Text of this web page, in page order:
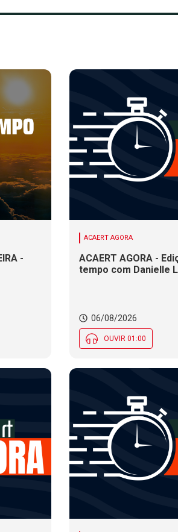
-
ACAERT AGORA
ACAERT AGORA -
tempo com Danielle
06/08/2026
OUVIR 01:00